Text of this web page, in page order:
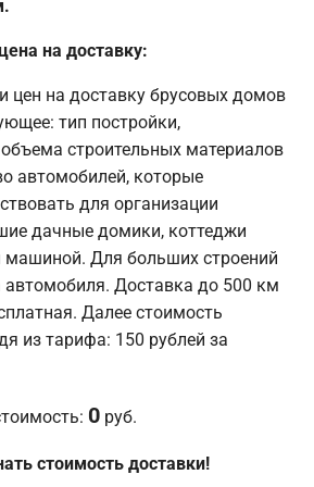
на доставку:
цен на доставку брусовых домов
тип постройки,
строительных материалов
автомобилей, которые
для организации
дачные домики, коттеджи
машиной. Для больших строений
Доставка до 500 км
Далее стоимость
из тарифа: 150 рублей за
0 руб.
стоимость доставки!